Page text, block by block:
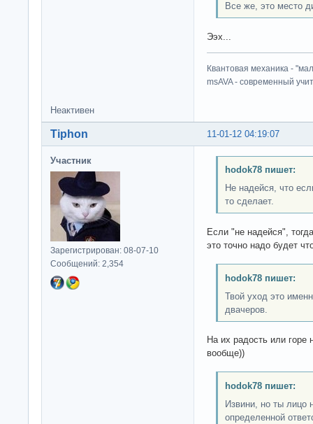
Все же, это место
Ээх...
Квантовая механика -
msAVA - современный
Неактивен
11-01-12 04:19:07
Tiphon
Участник
Зарегистрирован: 08-07-10
Сообщений: 2,354
hodok78 пишет:
Не надейся, что
то сделает.
Если "не надейся",
это точно надо будет
hodok78 пишет:
Твой уход это
двачеров.
На их радость или горе
вообще))
hodok78 пишет:
Извини, но ты лицо
определенной